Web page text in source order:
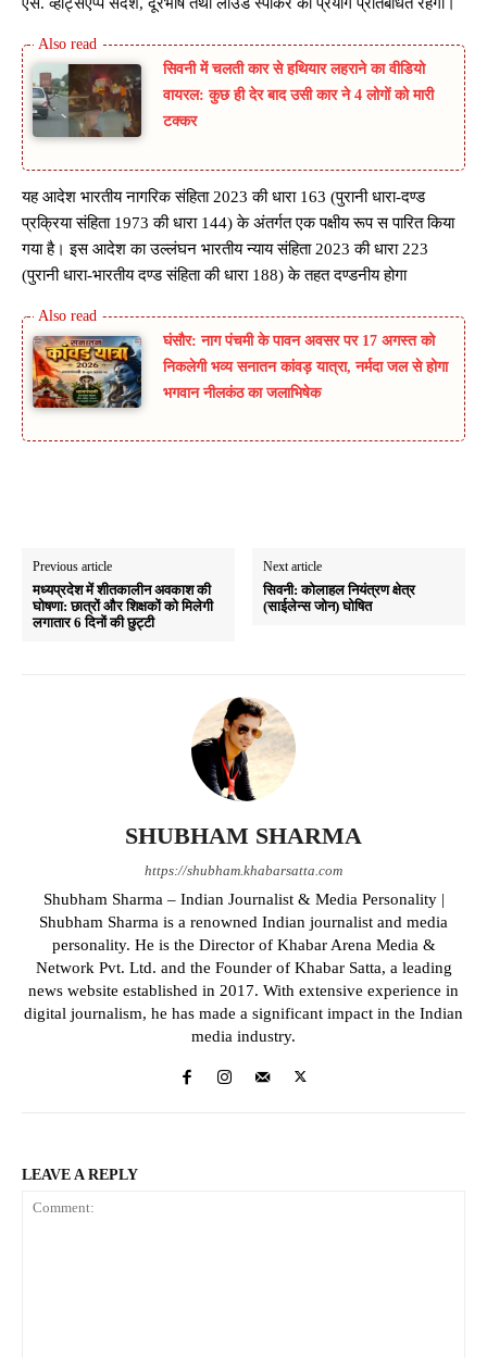
सिवनी में चलती कार से हथियार लहराने का वीडियो
वायरल: कुछ ही देर बाद उसी कार ने 4 लोगों को मारी
टक्कर
यह आदेश भारतीय नागरिक संहिता 2023 की धारा 163 (पुरानी धारा-दण्ड
प्रक्रिया संहिता 1973 की धारा 144) के अंतर्गत एक पक्षीय रूप स पारित किया
गया है। इस आदेश का उल्लंघन भारतीय न्याय संहिता 2023 की धारा 223
(पुरानी धारा-भारतीय दण्ड संहिता की धारा 188) के तहत दण्डनीय होगा
घंसौर: नाग पंचमी के पावन अवसर पर 17 अगस्त को
निकलेगी भव्य सनातन कांवड़ यात्रा, नर्मदा जल से होगा
भगवान नीलकंठ का जलाभिषेक
Previous article
मध्यप्रदेश में शीतकालीन अवकाश की
घोषणा: छात्रों और शिक्षकों को मिलेगी
लगातार 6 दिनों की छुट्टी
Next article
सिवनी: कोलाहल नियंत्रण क्षेत्र
(साईलेन्स जोन) घोषित
SHUBHAM SHARMA
https://shubham.khabarsatta.com
Shubham Sharma – Indian Journalist & Media Personality |
Shubham Sharma is a renowned Indian journalist and media
personality. He is the Director of Khabar Arena Media &
Network Pvt. Ltd. and the Founder of Khabar Satta, a leading
news website established in 2017. With extensive experience in
digital journalism, he has made a significant impact in the Indian
media industry.
LEAVE A REPLY